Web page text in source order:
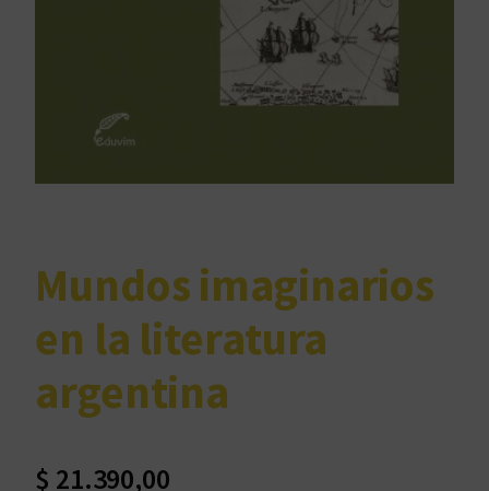
Mundos imaginarios
en la literatura
argentina
$ 21.390,00